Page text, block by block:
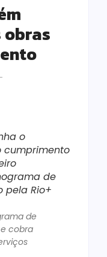
o
cumprimento
de
pela Rio+
de
cobra